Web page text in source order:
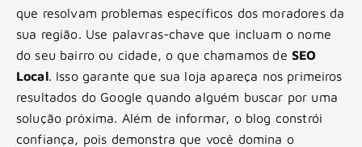
que resolvam problemas específicos dos moradores da
sua região. Use palavras-chave que incluam o nome
do seu bairro ou cidade, o que chamamos de SEO
Local. Isso garante que sua loja apareça nos primeiros
resultados do Google quando alguém buscar por uma
solução próxima. Além de informar, o blog constrói
confiança, pois demonstra que você domina o